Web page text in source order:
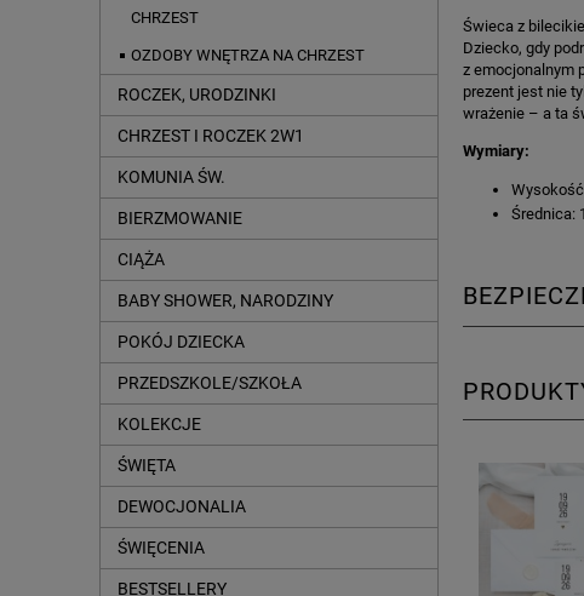
CHRZEST
OZDOBY WNĘTRZA NA CHRZEST
ROCZEK, URODZINKI
CHRZEST I ROCZEK 2W1
KOMUNIA ŚW.
BIERZMOWANIE
CIĄŻA
BABY SHOWER, NARODZINY
POKÓJ DZIECKA
PRZEDSZKOLE/SZKOŁA
KOLEKCJE
ŚWIĘTA
DEWOCJONALIA
ŚWIĘCENIA
BESTSELLERY
Świeca z
Dziecko, gdy
z emocjonalnym
prezent jest nie
wrażenie – a ta
Wymiary:
Średnica: